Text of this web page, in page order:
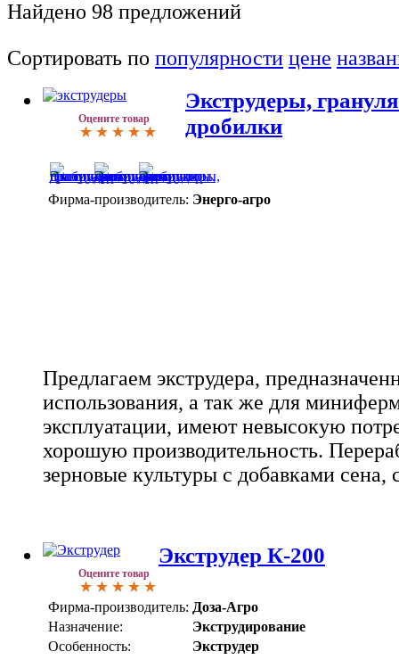
Найдено 98 предложений
Сортировать по популярности цене
Оцените товар
Экструдеры,
дробилки
Фирма-производитель: Энерго-агро
Предлагаем экструдера,
использования, а так же для
эксплуатации, имеют невысокую
хорошую производительность.
зерновые культуры с добавками
Оцените товар
Экструдер К-200
Фирма-производитель: Доза-Агро
Назначение:
Экструдирование
Особенность:
Экструдер